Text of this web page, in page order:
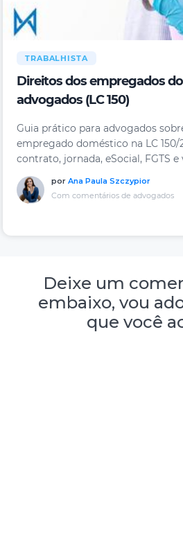
TRABALHISTA
Direitos dos empregados
advogados (LC 150)
Guia prático para advogados
empregado doméstico na LC 150/
contrato, jornada, eSocial, FGTS e
por Ana Paula Szczypior
Com comentários de advogados
Deixe um
embaixo, vou
que você